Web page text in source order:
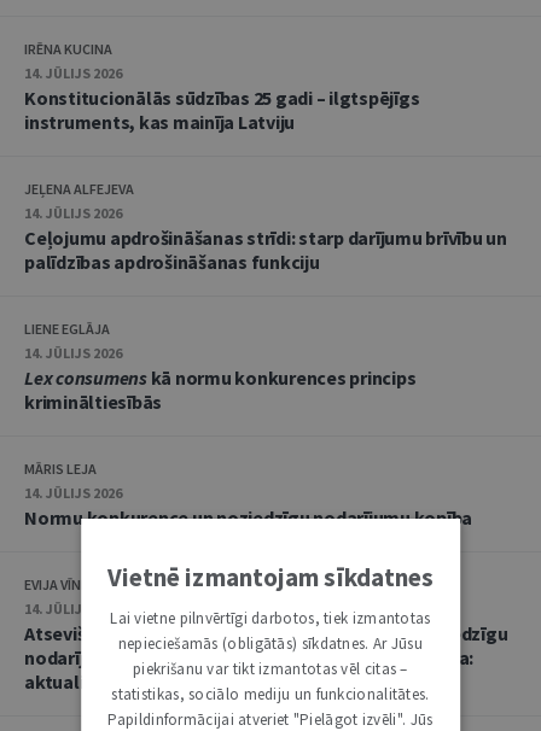
IRĒNA KUCINA
14. JŪLIJS 2026
Konstitucionālās sūdzības 25 gadi – ilgtspējīgs
instruments, kas mainīja Latviju
JEĻENA ALFEJEVA
14. JŪLIJS 2026
Ceļojumu apdrošināšanas strīdi: starp darījumu brīvību un
palīdzības apdrošināšanas funkciju
LIENE EGLĀJA
14. JŪLIJS 2026
Lex consumenskā normu konkurences princips
krimināltiesībās
MĀRIS LEJA
14. JŪLIJS 2026
Normu konkurence un noziedzīgu nodarījumu kopība
EVIJA VĪNKALNA
14. JŪLIJS 2026
Atsevišķa (vienota) noziedzīga nodarījuma un noziedzīgu
nodarījumu kopības kvalifikācija un soda noteikšana:
aktualitātes praksē
Vietnē izmantojam sīkdatnes
Lai vietne pilnvērtīgi darbotos, tiek izmantotas
nepieciešamās (obligātās) sīkdatnes. Ar Jūsu
piekrišanu var tikt izmantotas vēl citas –
statistikas, sociālo mediju un funkcionalitātes.
Papildinformācijai atveriet "Pielāgot izvēli". Jūs